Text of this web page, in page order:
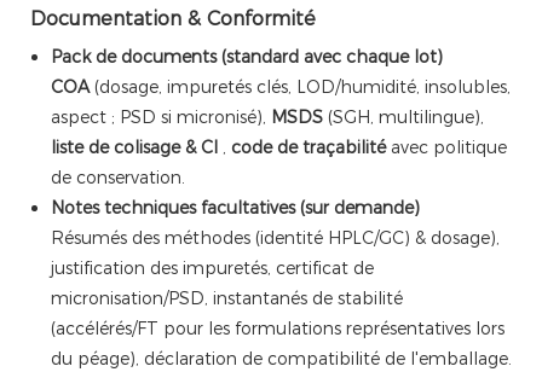
Documentation & Conformité
Pack de documents (standard avec chaque lot)
COA(dosage, impuretés clés, LOD/humidité, insolubles,
aspect ; PSD si micronisé), MSDS (SGH, multilingue),
liste de colisage & CI , code de traçabilité avec politique
de conservation.
Notes techniques facultatives (sur demande)
Résumés des méthodes (identité HPLC/GC) & dosage),
justification des impuretés, certificat de
micronisation/PSD, instantanés de stabilité
(accélérés/FT pour les formulations représentatives lors
du péage), déclaration de compatibilité de l'emballage.